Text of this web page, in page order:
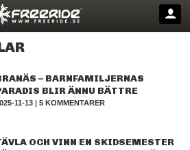
– BARNFAMILJERNAS
BLIR ÄNNU BÄTTRE
11-13 |5 KOMMENTARER
OCH VINN EN SKIDSEMESTER